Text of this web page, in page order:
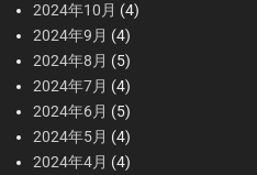
2024年10月 (4)
2024年9月 (4)
2024年8月 (5)
2024年7月 (4)
2024年6月 (5)
2024年5月 (4)
2024年4月 (4)